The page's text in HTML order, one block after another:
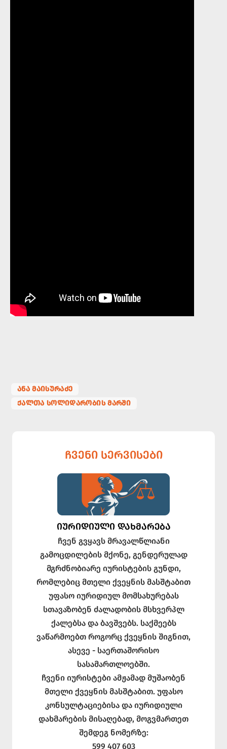
ᲐᲜᲐ ᲛᲐᲘᲡᲣᲠᲐᲫᲔ
ᲥᲐᲚᲗᲐ ᲡᲝᲚᲘᲓᲐᲠᲝᲑᲘᲡ ᲛᲐᲠᲨᲘ
ᲩᲕᲔᲜᲘ ᲡᲔᲠᲕᲘᲡᲔᲑᲘ
ᲘᲣᲠᲘᲓᲘᲣᲚᲘ ᲓᲐᲮᲛᲐᲠᲔᲑᲐ
ჩვენ გვყავს მრავალწლიანი
გამოცდილების მქონე, გენდერულად
მგრძნობიარე იურისტების გუნდი,
რომლებიც მთელი ქვეყნის მასშტაბით
უფასო იურიდიულ მომსახურებას
სთავაზობენ ძალადობის მსხვერპლ
ქალებსა და ბავშვებს. საქმეებს
ვაწარმოებთ როგორც ქვეყნის შიგნით,
ასევე - საერთაშორისო
სასამართლოებში.
ჩვენი იურისტები ამჟამად მუშაობენ
მთელი ქვეყნის მასშტაბით. უფასო
კონსულტაციებისა და იურიდიული
დახმარების მისაღებად, მოგვმართეთ
შემდეგ ნომერზე:
599 407 603